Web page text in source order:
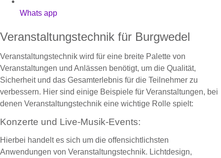
Whats app
Veranstaltungstechnik für Burgwedel
Veranstaltungstechnik wird für eine breite Palette von
Veranstaltungen und Anlässen benötigt, um die Qualität,
Sicherheit und das Gesamterlebnis für die Teilnehmer zu
verbessern. Hier sind einige Beispiele für Veranstaltungen, bei
denen Veranstaltungstechnik eine wichtige Rolle spielt:
Konzerte und Live-Musik-Events:
Hierbei handelt es sich um die offensichtlichsten
Anwendungen von Veranstaltungstechnik. Lichtdesign,